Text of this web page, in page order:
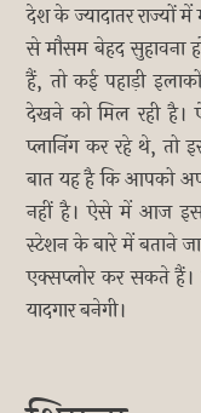
देश के ज्यादातर राज्यों
से मौसम बेहद सुहावना
हैं, तो कई पहाड़ी
देखने को मिल रही
प्लानिंग कर रहे थे, तो
बात यह है कि आपको
नहीं है। ऐसे में आज
स्टेशन के बारे में बताने
एक्सप्लोर कर सकते
यादगार बनेगी।